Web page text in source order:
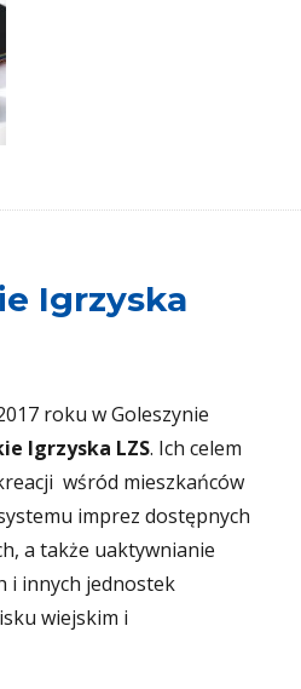
Igrzyska
roku w Goleszynie
Igrzyska LZS. Ich celem
wśród mieszkańców
imprez dostępnych
a także uaktywnianie
i innych jednostek
wiejskim i